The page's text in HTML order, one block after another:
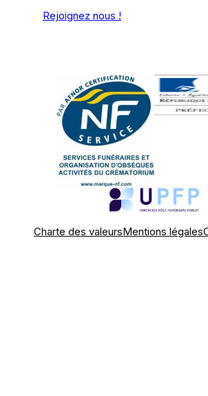
Rejoignez nous !
Charte des valeursMentions légales